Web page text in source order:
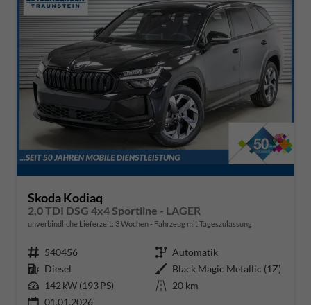
Skoda Kodiaq
2,0 TDI DSG 4x4 Sportline - LAGER
unverbindliche Lieferzeit: 3 Wochen Fahrzeug mit Tageszulassung
Fahrzeugnr. 540456 Getriebe Automatik
Kraftstoff Diesel Außenfarbe Black Magic Metallic (1Z)
Leistung 142 kW (193 PS) Kilometerstand 20 km
01.01.2026